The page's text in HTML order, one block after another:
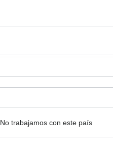
No trabajamos con este país